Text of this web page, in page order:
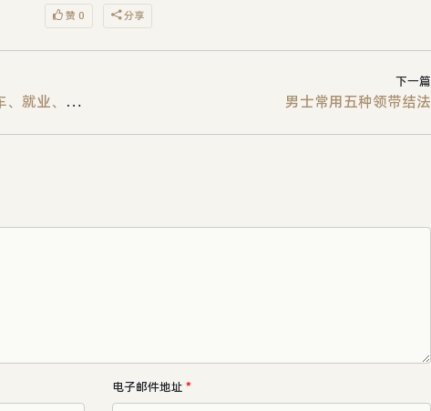
赞 0 分享
中国人正在上的4个大当：买房、买车、就业、教育
下一篇
男士常用五种领带结法
电子邮件地址 *